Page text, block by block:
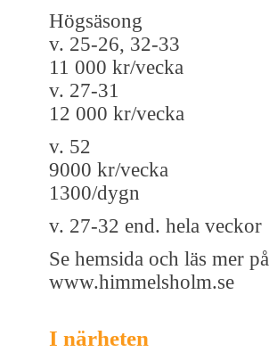
Högsäsong
v. 25-26, 32-33
11 000 kr/vecka
v. 27-31
12 000 kr/vecka
v. 52
9000 kr/vecka
1300/dygn
v. 27-32 end. hela veckor
Se hemsida och läs mer på
www.himmelsholm.se
I närheten